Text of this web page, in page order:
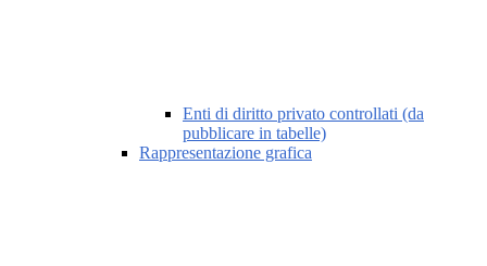
Enti di diritto privato controllati (da
pubblicare in tabelle)
Rappresentazione grafica